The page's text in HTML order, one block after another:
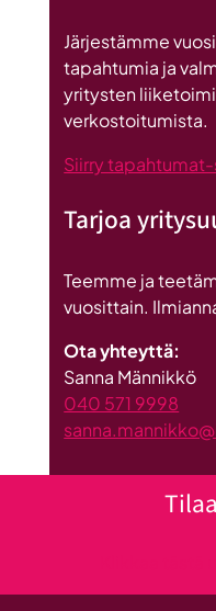
Järjestämme
tapahtumia ja
yritysten
verkostoitumista.
Siirry
Tarjoa
Teemme ja
vuosittain.
Ota yhteyttä:
Sanna Männikkö
040 571 9998